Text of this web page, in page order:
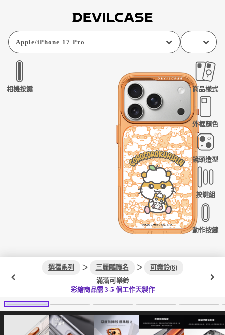
Apple/iPhone 17 Pro
相機按鍵 商品樣式
外框顏色
鏡頭造型
按鍵組
動作按鍵
選擇系列 ＞ 三麗鷗聯名 ＞
可樂鈴(6)
滿滿可樂鈴
彩繪商品需 3-5 個工作天製作